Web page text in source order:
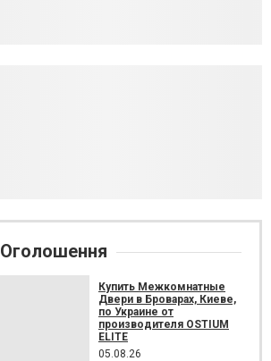
Оголошення
Купить Межкомнатные
Двери в Броварах, Киеве,
по Украине от
производителя OSTIUM
ELITE
05.08.26